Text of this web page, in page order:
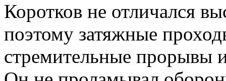
Коротков не отличался
поэтому затяжные
стремительные прорывы